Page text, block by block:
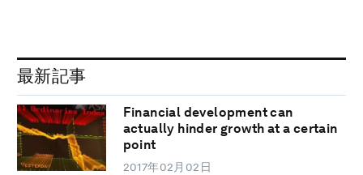
最新記事
Financial development can
actually hinder growth at a certain
point
2017年02月02日